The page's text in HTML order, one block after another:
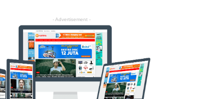
- Advertisement -